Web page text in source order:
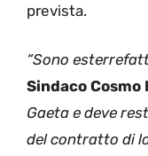
prevista.
“Sono
Sindaco Cosmo
Gaeta e deve
del contratto di